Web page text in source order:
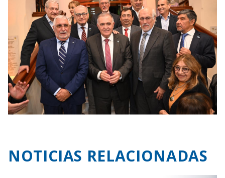
NOTICIAS RELACIONADAS